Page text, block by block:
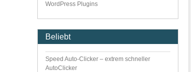
WordPress Plugins
Beliebt
Speed Auto-Clicker – extrem schneller
AutoClicker